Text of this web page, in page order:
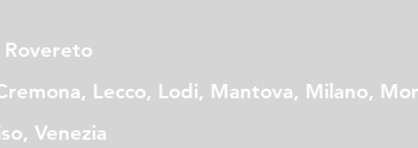
Rovereto
Lecco, Lodi, Mantova, Milano,
Venezia